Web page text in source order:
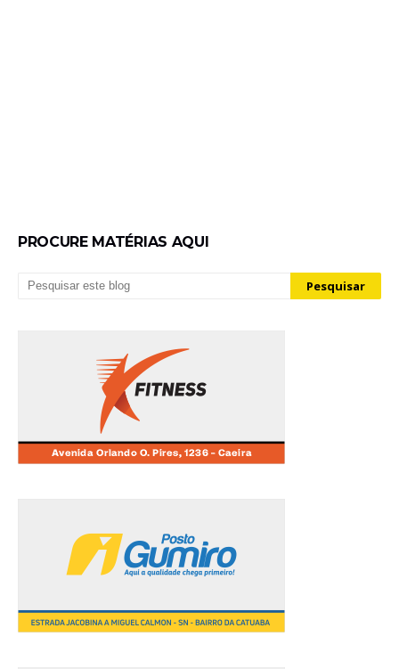
PROCURE MATÉRIAS AQUI